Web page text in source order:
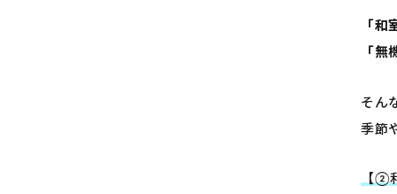
「和
「無
そん
季節
【②